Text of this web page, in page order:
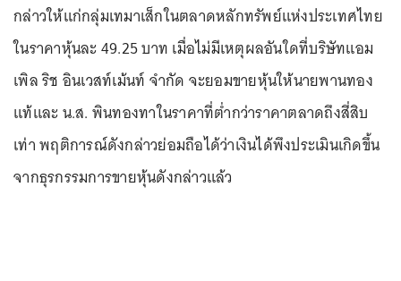
กล่าวให้แก่กลุ่มเทมาเส็กในตลาดหลักทรัพย์แห่งประเทศไทย
ในราคาหุ้นละ 49.25 บาท เมื่อไม่มีเหตุผลอันใดที่บริษัทแอม
เพิล ริช อินเวสท์เม้นท์ จำกัด จะยอมขายหุ้นให้นายพานทอง
แท้และ น.ส. พินทองทาในราคาที่ต่ำกว่าราคาตลาดถึงสี่สิบ
เท่า พฤติการณ์ดังกล่าวย่อมถือได้ว่าเงินได้พึงประเมินเกิดขึ้น
จากธุรกรรมการขายหุ้นดังกล่าวแล้ว